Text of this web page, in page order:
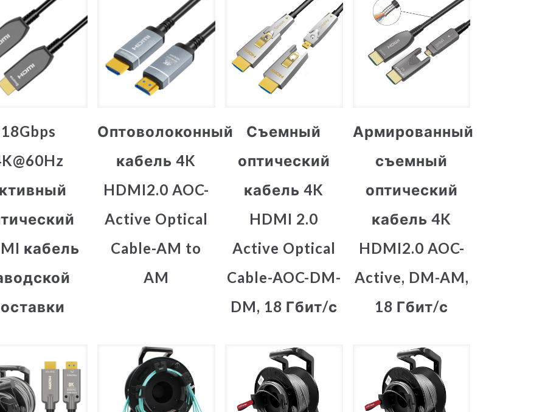
18Gbps
кабель
Оптоволоконный
кабель 4K
HDMI2.0 AOC-
Active Optical
Cable-AM to
AM
Съемный
оптический
кабель 4K
HDMI 2.0
Active Optical
Cable-AOC-DM-
DM, 18 Гбит/с
Армированный
съемный
оптический
кабель 4K
HDMI2.0 AOC-
Active, DM-AM,
18 Гбит/с